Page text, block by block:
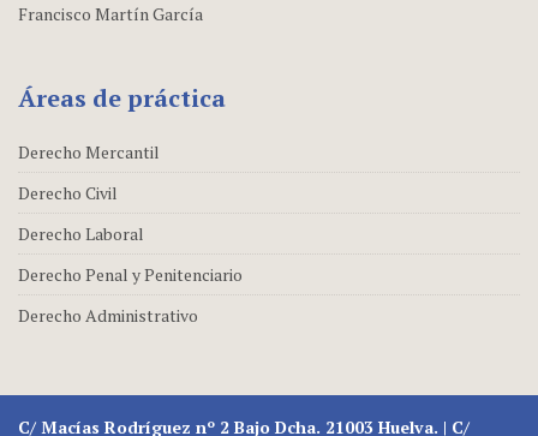
Francisco Martín García
Áreas de práctica
Derecho Mercantil
Derecho Civil
Derecho Laboral
Derecho Penal y Penitenciario
Derecho Administrativo
C/ Macías Rodríguez nº 2 Bajo Dcha. 21003 Huelva. | C/